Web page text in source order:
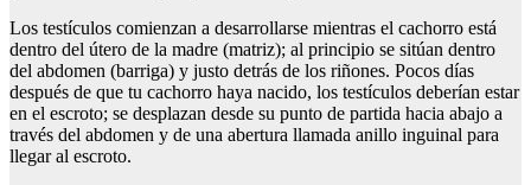
Los testículos comienzan a desarrollarse mientras el cachorro está
dentro del útero de la madre (matriz); al principio se sitúan dentro
del abdomen (barriga) y justo detrás de los riñones. Pocos días
después de que tu cachorro haya nacido, los testículos deberían estar
en el escroto; se desplazan desde su punto de partida hacia abajo a
través del abdomen y de una abertura llamada anillo inguinal para
llegar al escroto.